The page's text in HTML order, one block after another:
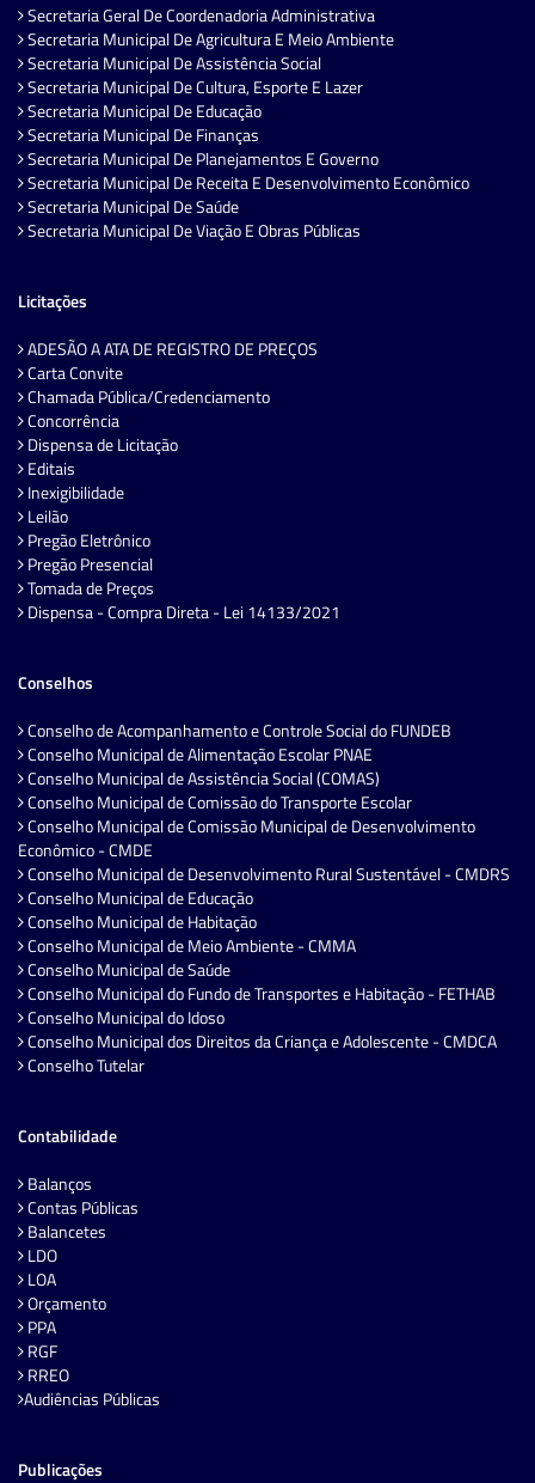
Secretaria Geral De Coordenadoria Administrativa
Secretaria Municipal De Agricultura E Meio Ambiente
Secretaria Municipal De Assistência Social
Secretaria Municipal De Cultura, Esporte E Lazer
Secretaria Municipal De Educação
Secretaria Municipal De Finanças
Secretaria Municipal De Planejamentos E Governo
Secretaria Municipal De Receita E Desenvolvimento Econômico
Secretaria Municipal De Saúde
Secretaria Municipal De Viação E Obras Públicas
Licitações
ADESÃO A ATA DE REGISTRO DE PREÇOS
Carta Convite
Chamada Pública/Credenciamento
Concorrência
Dispensa de Licitação
Editais
Inexigibilidade
Leilão
Pregão Eletrônico
Pregão Presencial
Tomada de Preços
Dispensa - Compra Direta - Lei 14133/2021
Conselhos
Conselho de Acompanhamento e Controle Social do FUNDEB
Conselho Municipal de Alimentação Escolar PNAE
Conselho Municipal de Assistência Social (COMAS)
Conselho Municipal de Comissão do Transporte Escolar
Conselho Municipal de Comissão Municipal de Desenvolvimento
Econômico - CMDE
Conselho Municipal de Desenvolvimento Rural Sustentável - CMDRS
Conselho Municipal de Educação
Conselho Municipal de Habitação
Conselho Municipal de Meio Ambiente - CMMA
Conselho Municipal de Saúde
Conselho Municipal do Fundo de Transportes e Habitação - FETHAB
Conselho Municipal do Idoso
Conselho Municipal dos Direitos da Criança e Adolescente - CMDCA
Conselho Tutelar
Contabilidade
Balanços
Contas Públicas
Balancetes
LDO
LOA
Orçamento
PPA
RGF
RREO
Audiências Públicas
Publicações